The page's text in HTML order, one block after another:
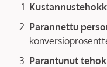
Parannettu
Parantunut